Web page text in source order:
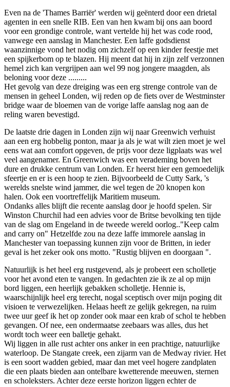
Even na de 'Thames Barriër' werden wij geënterd door een drietal
agenten in een snelle RIB. Een van hen kwam bij ons aan boord
voor een grondige controle, want vertelde hij het was code rood,
vanwege een aanslag in Manchester. Een laffe godsdienst
waanzinnige vond het nodig om zichzelf op een kinder feestje met
een spijkerbom op te blazen. Hij meent dat hij in zijn zelf verzonnen
hemel zich kan vergrijpen aan wel 99 nog jongere maagden, als
beloning voor deze .........
Het gevolg van deze dreiging was een erg strenge controle van de
mensen in geheel Londen, wij reden op de fiets over de Westminster
bridge waar de bloemen van de vorige laffe aanslag nog aan de
reling waren bevestigd.
De laatste drie dagen in Londen zijn wij naar Greenwich verhuist
aan een erg hobbelig ponton, maar ja als je wat wilt zien moet je wel
eens wat aan comfort opgeven, de prijs voor deze ligplaats was wel
veel aangenamer. En Greenwich was een verademing boven het
dure en drukke centrum van Londen. Er heerst hier een gemoedelijk
sfeertje en er is een hoop te zien. Bijvoorbeeld de Cutty Sark, 's
werelds snelste wind jammer, die wel tegen de 20 knopen kon
halen. Ook een voortreffelijk Maritiem museum.
Ondanks alles blijft die recente aanslag door je hoofd spelen. Sir
Winston Churchil had een advies voor de Britse bevolking ten tijde
van de slag om Engeland in de tweede wereld oorlog.."Keep calm
and carry on" Hetzelfde zou na deze laffe immorele aanslag in
Manchester van toepassing kunnen zijn voor de Britten, in ieder
geval is het zeker ook ons motto. "Rustig blijven en doorgaan ".
Natuurlijk is het heel erg rustgevend, als je probeert een scholletje
voor het avond eten te vangen. In gedachten zie ik ze al op mijn
bord liggen, een heerlijk gebakken scholletje. Hennie is,
waarschijnlijk heel erg terecht, nogal sceptisch over mijn poging dit
visioen te verwezelijken. Helaas heeft ze gelijk gekregen, na ruim
twee uur geef ik het op zonder ook maar een krab of schol te hebben
gevangen. Of nee, een ondermaatse zeebaars was alles, dus het
wordt toch weer een balletje gehakt.
Wij liggen in alle rust achter ons anker in een prachtige, natuurlijke
waterloop. De Stangate creek, een zijarm van de Medway rivier. Het
is een soort wadden gebied, maar dan met veel hogere zandplaten
die een plaats bieden aan ontelbare kwetterende meeuwen, sternen
en scholeksters. Achter deze eerste horizon liggen echter de